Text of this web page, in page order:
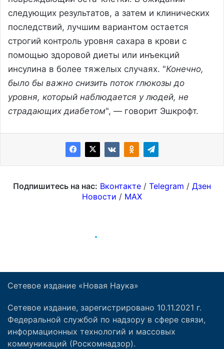
Сетевое издание «Новая Наука»
Сетевое издание, зарегистрировано 10.11.2021 г.
Федеральной службой по надзору в сфере связи,
информационных технологий и массовых
коммуникаций (Роскомнадзор).